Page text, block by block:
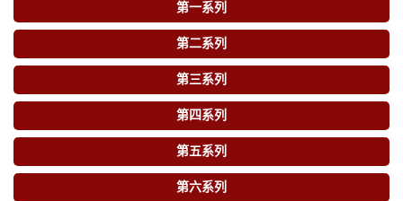
第一系列
第二系列
第三系列
第四系列
第五系列
第六系列